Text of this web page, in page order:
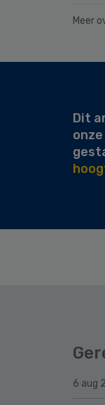
Meer
Dit
6 aug